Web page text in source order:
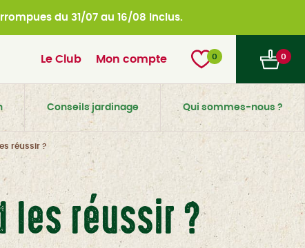
du 31/07 au 16/08 inclus.
Le Club Mon compte 0 0
Conseils jardinage Qui sommes-nous ?
réussir ?
les réussir ?